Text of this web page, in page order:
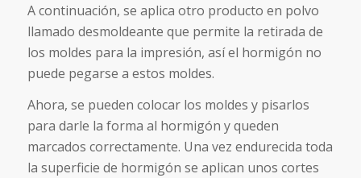
A continuación, se aplica otro producto en polvo
llamado desmoldeante que permite la retirada de
los moldes para la impresión, así el hormigón no
puede pegarse a estos moldes.
Ahora, se pueden colocar los moldes y pisarlos
para darle la forma al hormigón y queden
marcados correctamente. Una vez endurecida toda
la superficie de hormigón se aplican unos cortes